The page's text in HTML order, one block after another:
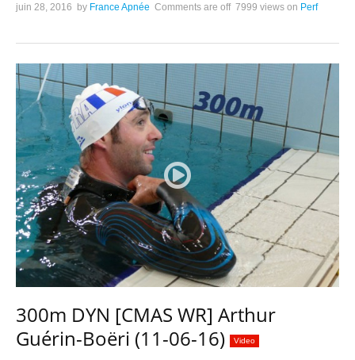
juin 28, 2016 by France Apnée Comments are off 7999 views on Perf
300m DYN [CMAS WR] Arthur
Guérin-Boëri (11-06-16)
Video